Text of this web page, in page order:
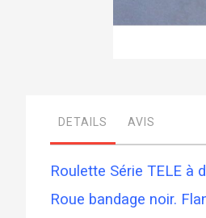
gallery
DETAILS
Roulette Série TELE à
Roue bandage noir.
AVIS